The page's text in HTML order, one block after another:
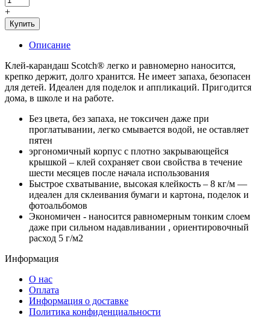
+
Купить
Описание
Клей-карандаш Scotch® легко и равномерно наносится,
крепко держит, долго хранится. Не имеет запаха, безопасен
для детей. Идеален для поделок и аппликаций. Пригодится
дома, в школе и на работе.
Без цвета, без запаха, не токсичен даже при
проглатывании, легко смывается водой, не оставляет
пятен
эргономичный корпус с плотно закрывающейся
крышкой – клей сохраняет свои свойства в течение
шести месяцев после начала использования
Быстрое схватывание, высокая клейкость – 8 кг/м —
идеален для склеивания бумаги и картона, поделок и
фотоальбомов
Экономичен - наносится равномерным тонким слоем
даже при сильном надавливании , ориентировочный
расход 5 г/м2
Информация
О нас
Оплата
Информация о доставке
Политика конфиденциальности